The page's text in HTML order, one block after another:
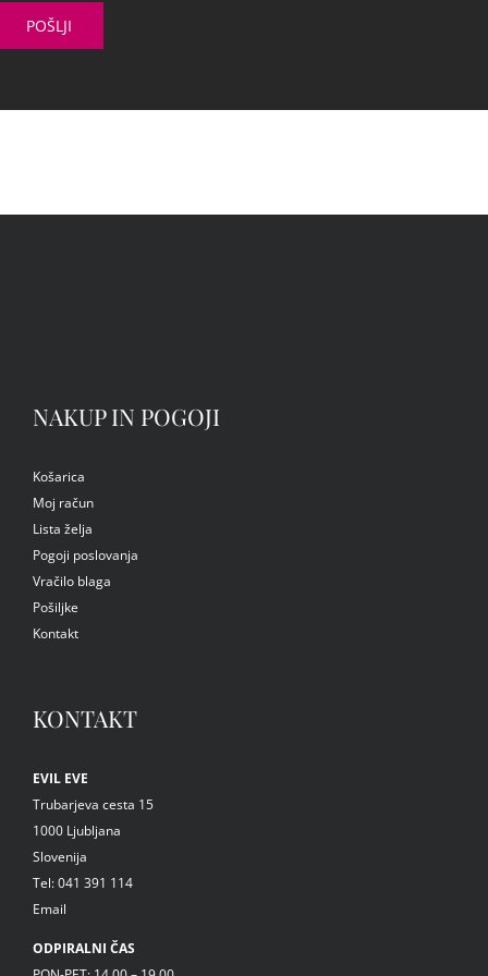
NAKUP IN POGOJI
Košarica
Moj račun
Lista želja
Pogoji poslovanja
Vračilo blaga
Pošiljke
Kontakt
KONTAKT
EVIL EVE
Trubarjeva cesta 15
1000 Ljubljana
Slovenija
Tel: 041 391 114
Email
ODPIRALNI ČAS